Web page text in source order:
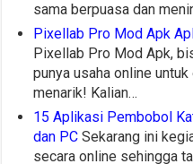
sama berpuasa dan
Pixellab Pro Mod Apk
Pixellab Pro Mod Apk,
punya usaha online
menarik! Kalian…
15 Aplikasi Pembobol
dan PC Sekarang ini
secara online sehingga